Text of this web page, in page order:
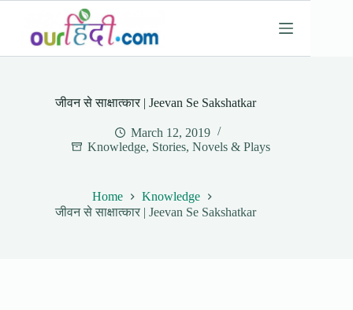
content
जीवन से साक्षात्कार | Jeevan Se Sakshatkar
March 12, 2019
Knowledge, Stories, Novels & Plays
Home
Knowledge
जीवन से साक्षात्कार | Jeevan Se Sakshatkar